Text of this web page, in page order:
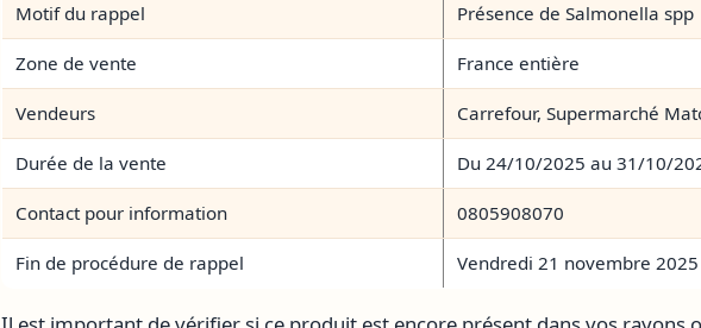
Motif du rappel Présence de Salmonella spp
Zone de vente France entière
Vendeurs Carrefour, Supermarché
Durée de la vente Du 24/10/2025 au 31/10/
Contact pour information 0805908070
Fin de procédure de rappel Vendredi 21 novembre 2025